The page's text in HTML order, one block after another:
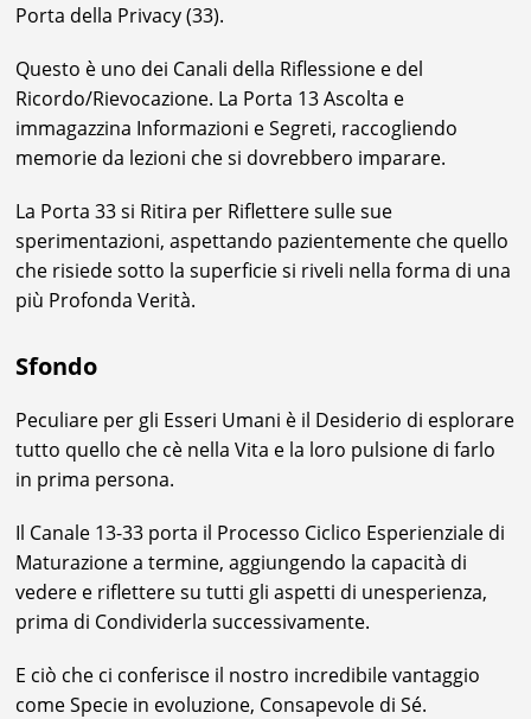
Porta della Privacy (33).
Questo è uno dei Canali della Riflessione e del
Ricordo/Rievocazione. La Porta 13 Ascolta e
immagazzina Informazioni e Segreti, raccogliendo
memorie da lezioni che si dovrebbero imparare.
La Porta 33 si Ritira per Riflettere sulle sue
sperimentazioni, aspettando pazientemente che quello
che risiede sotto la superficie si riveli nella forma di una
più Profonda Verità.
Sfondo
Peculiare per gli Esseri Umani è il Desiderio di esplorare
tutto quello che cè nella Vita e la loro pulsione di farlo
in prima persona.
Il Canale 13-33 porta il Processo Ciclico Esperienziale di
Maturazione a termine, aggiungendo la capacità di
vedere e riflettere su tutti gli aspetti di unesperienza,
prima di Condividerla successivamente.
E ciò che ci conferisce il nostro incredibile vantaggio
come Specie in evoluzione, Consapevole di Sé.